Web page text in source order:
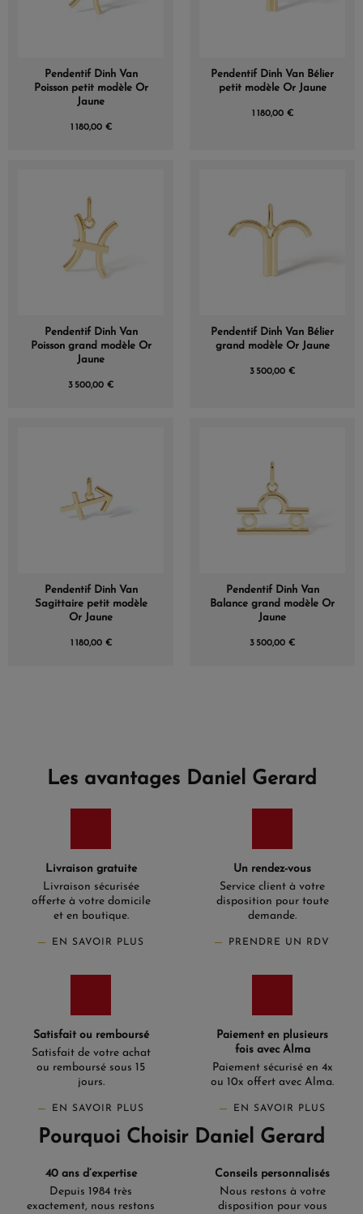
Pendentif Dinh Van
Poisson petit modèle Or
Jaune
1 180,00 €
Pendentif Dinh Van Bélier
petit modèle Or Jaune
1 180,00 €
Pendentif Dinh Van
Poisson grand modèle Or
Jaune
3 500,00 €
Pendentif Dinh Van Bélier
grand modèle Or Jaune
3 500,00 €
Pendentif Dinh Van
Sagittaire petit modèle
Or Jaune
1 180,00 €
Pendentif Dinh Van
Balance grand modèle Or
Jaune
3 500,00 €
Les avantages Daniel Gerard
Livraison gratuite
Livraison sécurisée
offerte à votre domicile
et en boutique.
EN SAVOIR PLUS
Un rendez-vous
Service client à votre
disposition pour toute
demande.
PRENDRE UN RDV
Satisfait ou remboursé
Satisfait de votre achat
ou remboursé sous 15
jours.
EN SAVOIR PLUS
Paiement en plusieurs
fois avec Alma
Paiement sécurisé en 4x
ou 10x offert avec Alma.
EN SAVOIR PLUS
Pourquoi Choisir Daniel Gerard
40 ans d’expertise
Depuis 1984 très
exactement, nous restons
Conseils personnalisés
Nous restons à votre
disposition pour vous